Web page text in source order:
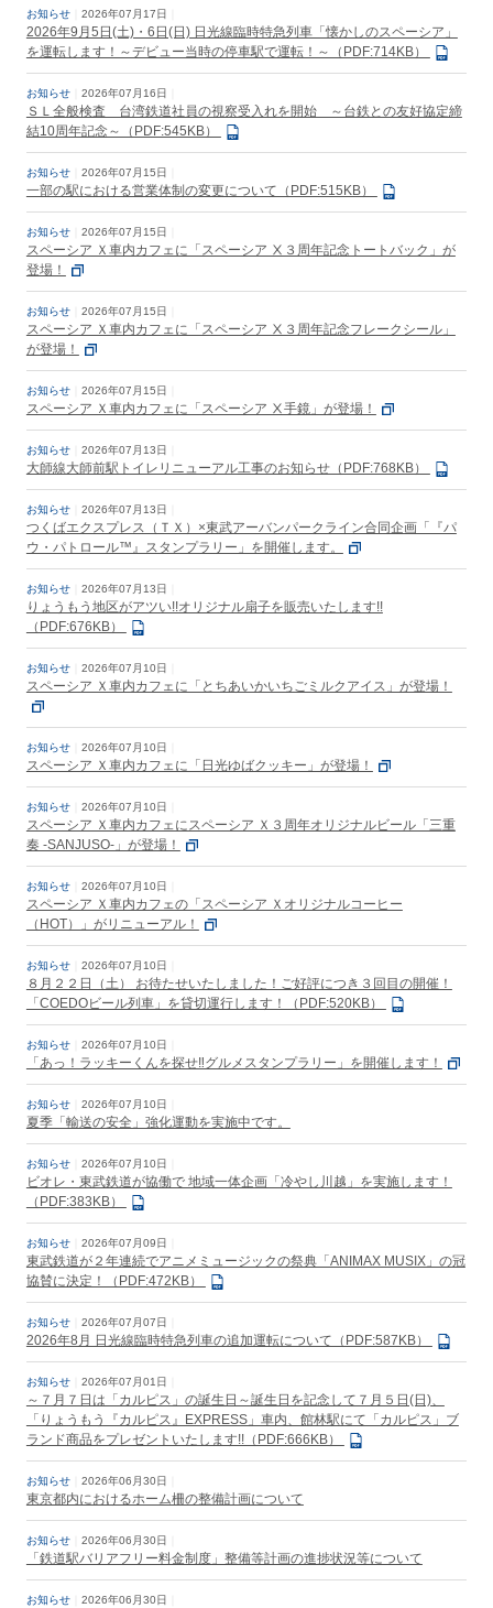
お知らせ 2026年07月17日
2026年9月5日(土)・6日(日) 日光線臨時特急列車「懐かしのスペーシア」
を運転します！～デビュー当時の停車駅で運転！～（PDF:714KB）
お知らせ 2026年07月16日
ＳＬ全般検査 台湾鉄道社員の視察受入れを開始 ～台鉄との友好協定締
結10周年記念～（PDF:545KB）
お知らせ 2026年07月15日
一部の駅における営業体制の変更について（PDF:515KB）
お知らせ 2026年07月15日
スペーシア Ｘ車内カフェに「スペーシア Ⅹ３周年記念トートバック」が
登場！
お知らせ 2026年07月15日
スペーシア Ｘ車内カフェに「スペーシア Ⅹ３周年記念フレークシール」
が登場！
お知らせ 2026年07月15日
スペーシア Ｘ車内カフェに「スペーシア Ⅹ手鏡」が登場！
お知らせ 2026年07月13日
大師線大師前駅トイレリニューアル工事のお知らせ（PDF:768KB）
お知らせ 2026年07月13日
つくばエクスプレス（ＴＸ）×東武アーバンパークライン合同企画「『パ
ウ・パトロール™』スタンプラリー」を開催します。
お知らせ 2026年07月13日
りょうもう地区がアツい!!オリジナル扇子を販売いたします!!
（PDF:676KB）
お知らせ 2026年07月10日
スペーシア Ｘ車内カフェに「とちあいかいちごミルクアイス」が登場！
お知らせ 2026年07月10日
スペーシア Ｘ車内カフェに「日光ゆばクッキー」が登場！
お知らせ 2026年07月10日
スペーシア Ｘ車内カフェにスペーシア Ｘ３周年オリジナルビール「三重
奏 -SANJUSO-」が登場！
お知らせ 2026年07月10日
スペーシア Ｘ車内カフェの「スペーシア Ｘオリジナルコーヒー
（HOT）」がリニューアル！
お知らせ 2026年07月10日
８月２２日（土） お待たせいたしました！ご好評につき３回目の開催！
「COEDOビール列車」を貸切運行します！（PDF:520KB）
お知らせ 2026年07月10日
「あっ！ラッキーくんを探せ‼グルメスタンプラリー」を開催します！
お知らせ 2026年07月10日
夏季「輸送の安全」強化運動を実施中です。
お知らせ 2026年07月10日
ビオレ・東武鉄道が協働で 地域一体企画「冷やし川越」を実施します！
（PDF:383KB）
お知らせ 2026年07月09日
東武鉄道が２年連続でアニメミュージックの祭典「ANIMAX MUSIX」の冠
協賛に決定！（PDF:472KB）
お知らせ 2026年07月07日
2026年8月 日光線臨時特急列車の追加運転について（PDF:587KB）
お知らせ 2026年07月01日
～７月７日は「カルピス」の誕生日～誕生日を記念して７月５日(日)、
「りょうもう『カルピス』EXPRESS」車内、館林駅にて「カルピス」ブ
ランド商品をプレゼントいたします!!（PDF:666KB）
お知らせ 2026年06月30日
東京都内におけるホーム柵の整備計画について
お知らせ 2026年06月30日
「鉄道駅バリアフリー料金制度」整備等計画の進捗状況等について
お知らせ 2026年06月30日